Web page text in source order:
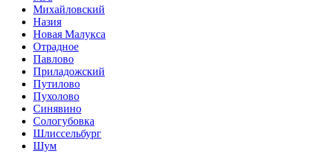
Михайловский
Назия
Новая Малукса
Отрадное
Павлово
Приладожский
Путилово
Пухолово
Синявино
Сологубовка
Шлиссельбург
Шум